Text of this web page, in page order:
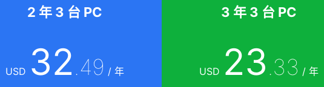
2 年 3 台 PC
USD 32.49 / 年
3 年 3 台 PC
USD 23.33 / 年